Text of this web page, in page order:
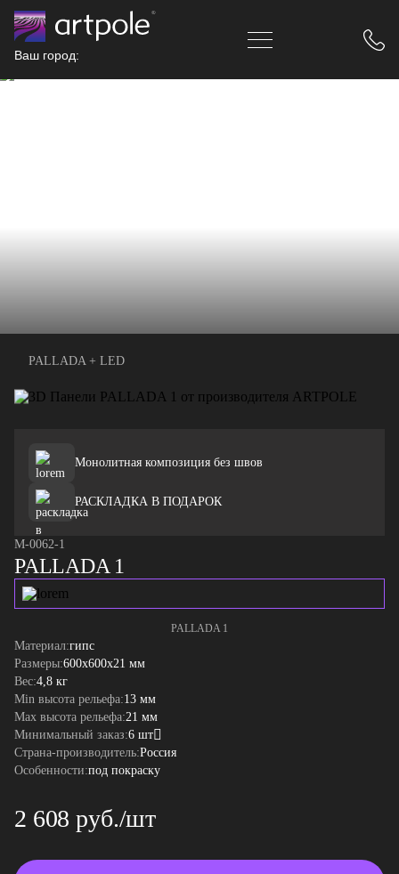
Ваш город:
PALLADA + LED
Монолитная композиция без швов
РАСКЛАДКА В ПОДАРОК
M-0062-1
PALLADA 1
PALLADA 1
Материал:гипс
Размеры:600x600x21 мм
Вес:4,8 кг
Min высота рельефа:13 мм
Max высота рельефа:21 мм
Минимальный заказ:6 шт
Страна-производитель:Россия
Особенности:под покраску
2 608 руб./шт